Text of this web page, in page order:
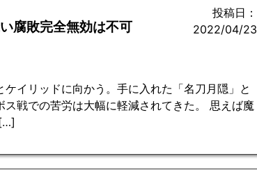
腐敗完全無効は不可
投稿日：
2022/04/23
イリッドに向かう。手に入れた「名刀月隠」と
ス戦での苦労は大幅に軽減されてきた。 思えば魔